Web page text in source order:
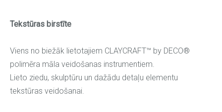
Tekstūras birstīte
Viens no biežāk lietotajiem CLAYCRAFT™ by DECO®
polimēra māla veidošanas instrumentiem.
Lieto ziedu, skulptūru un dažādu detaļu elementu
tekstūras veidošanai.